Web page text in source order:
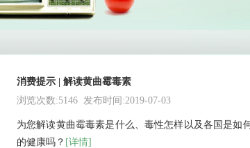
消费提示 | 解读黄曲霉毒素
浏览次数:5146 发布时间:2019-07-03
为您解读黄曲霉毒素是什么、毒性怎样以及各国是如
的健康吗？ [详情]